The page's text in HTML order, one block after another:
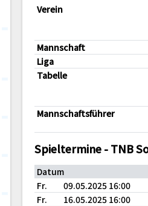
Verein
Mannschaft
Liga
Tabelle
Mannschaftsführer
Spieltermine - TNB
Datum
Fr.
09.05.2025 16:00
Fr.
16.05.2025 16:00